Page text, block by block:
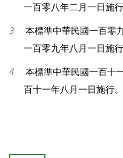
一百零八年二月一日施行
3 本標準中華民國一百零
一百零九年八月一日施行
4 本標準中華民國一百十
百十一年八月一日施行。